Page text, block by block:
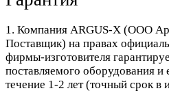
1. Компания ARGUS-X (ООО
Поставщик) на правах
фирмы-изготовителя
поставляемого оборудования и
течение 1-2 лет (точный срок в